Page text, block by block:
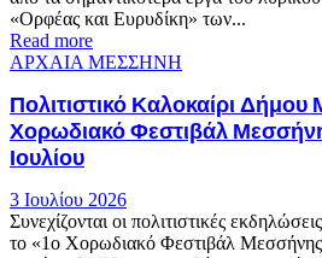
«Ορφέας και Ευρυδίκη» των...
Read more
ΑΡΧΑΙΑ ΜΕΣΣΗΝΗ
Πολιτιστικό Καλοκαίρι
Χορωδιακό Φεστιβάλ
Ιουλίου
3 Ιουλίου 2026
Συνεχίζονται οι πολιτιστικές
το «1ο Χορωδιακό Φεστιβάλ